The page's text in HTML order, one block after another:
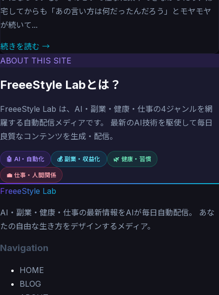
宅してからも「あの言い方は何だったんだろう」とモヤモヤ
が続いて...
続きを読む →
ABOUT THIS SITE
FreeeStyle Labとは？
FreeeStyle Lab は、AI・副業・健康・仕事の4ジャンルを網
羅する自動配信メディアです。 最新のAI技術を駆使して毎日
良質なコンテンツを生成・配信。
🤖 AI・自動化 💰 副業・収益化 🌿 健康・習慣
💼 仕事・人間関係
FreeeStyle Lab
AI・副業・健康・仕事の最新情報をAIが毎日自動配信。 あな
たの自由な生き方をデザインするメディア。
Navigation
HOME
BLOG